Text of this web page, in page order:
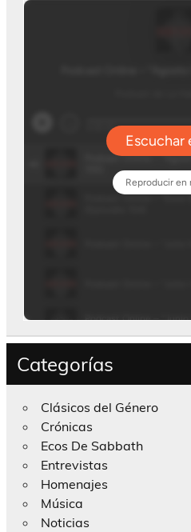
Categorías
Clásicos del Género
Crónicas
Ecos De Sabbath
Entrevistas
Homenajes
Música
Noticias